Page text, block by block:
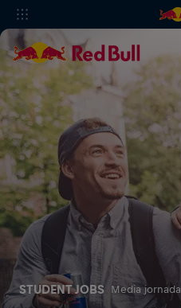
STUDENT JOBS Media jornada